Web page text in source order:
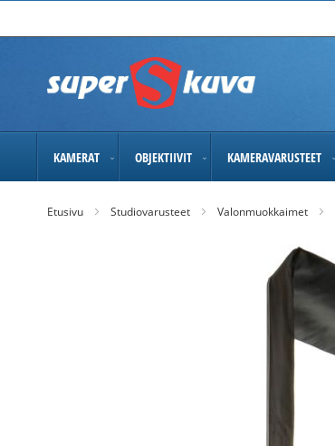
to
KAMERAT OBJEKTIIVIT KAMERAVARUSTEET
Etusivu Studiovarusteet Valonmuokkaimet